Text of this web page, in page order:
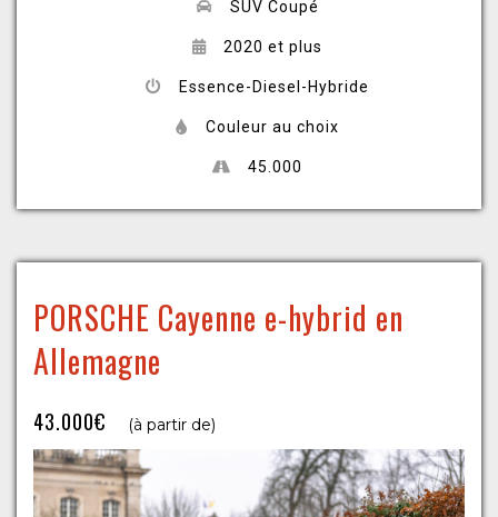
SUV Coupé
2020 et plus
Essence-Diesel-Hybride
Couleur au choix
45.000
PORSCHE Cayenne e-hybrid en
Allemagne
43.000€ (à partir de)